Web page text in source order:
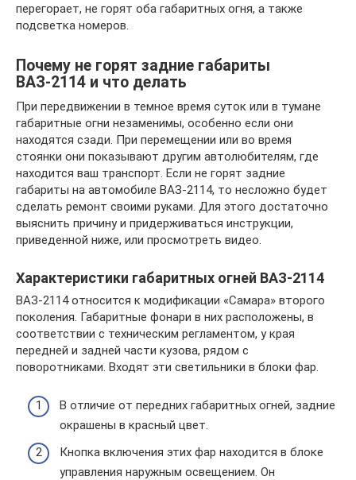
перегорает, не горят оба габаритных огня, а также
подсветка номеров.
Почему не горят задние габариты
ВАЗ-2114 и что делать
При передвижении в темное время суток или в тумане
габаритные огни незаменимы, особенно если они
находятся сзади. При перемещении или во время
стоянки они показывают другим автолюбителям, где
находится ваш транспорт. Если не горят задние
габариты на автомобиле ВАЗ-2114, то несложно будет
сделать ремонт своими руками. Для этого достаточно
выяснить причину и придерживаться инструкции,
приведенной ниже, или просмотреть видео.
Характеристики габаритных огней ВАЗ-2114
ВАЗ-2114 относится к модификации «Самара» второго
поколения. Габаритные фонари в них расположены, в
соответствии с техническим регламентом, у края
передней и задней части кузова, рядом с
поворотниками. Входят эти светильники в блоки фар.
В отличие от передних габаритных огней, задние
окрашены в красный цвет.
Кнопка включения этих фар находится в блоке
управления наружным освещением. Он